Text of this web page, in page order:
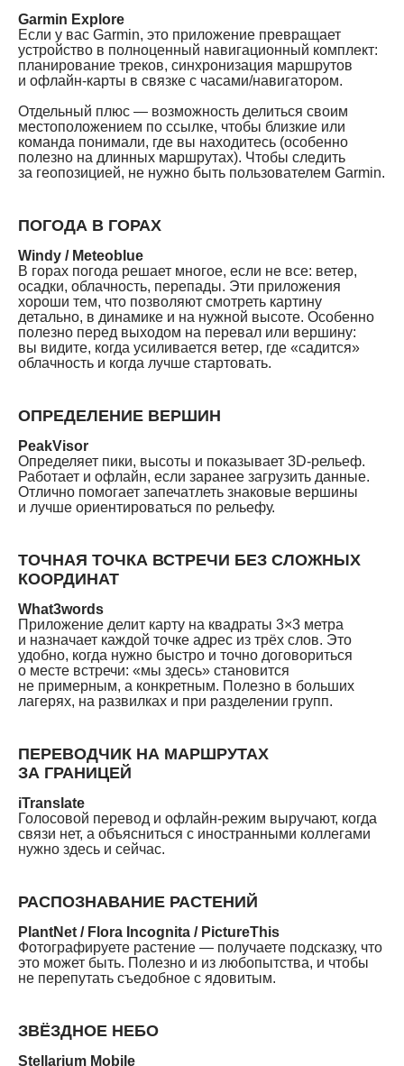
Garmin Explore
Если у вас Garmin, это приложение превращает
устройство в полноценный навигационный комплект:
планирование треков, синхронизация маршрутов
и офлайн-карты в связке с часами/навигатором.
Отдельный плюс — возможность делиться своим
местоположением по ссылке, чтобы близкие или
команда понимали, где вы находитесь (особенно
полезно на длинных маршрутах). Чтобы следить
за геопозицией, не нужно быть пользователем Garmin.
ПОГОДА В ГОРАХ
Windy / Meteoblue
В горах погода решает многое, если не все: ветер,
осадки, облачность, перепады. Эти приложения
хороши тем, что позволяют смотреть картину
детально, в динамике и на нужной высоте. Особенно
полезно перед выходом на перевал или вершину:
вы видите, когда усиливается ветер, где «садится»
облачность и когда лучше стартовать.
ОПРЕДЕЛЕНИЕ ВЕРШИН
PeakVisor
Определяет пики, высоты и показывает 3D-рельеф.
Работает и офлайн, если заранее загрузить данные.
Отлично помогает запечатлеть знаковые вершины
и лучше ориентироваться по рельефу.
ТОЧНАЯ ТОЧКА ВСТРЕЧИ БЕЗ СЛОЖНЫХ
КООРДИНАТ
What3words
Приложение делит карту на квадраты 3×3 метра
и назначает каждой точке адрес из трёх слов. Это
удобно, когда нужно быстро и точно договориться
о месте встречи: «мы здесь» становится
не примерным, а конкретным. Полезно в больших
лагерях, на развилках и при разделении групп.
ПЕРЕВОДЧИК НА МАРШРУТАХ
ЗА ГРАНИЦЕЙ
iTranslate
Голосовой перевод и офлайн-режим выручают, когда
связи нет, а объясниться с иностранными коллегами
нужно здесь и сейчас.
РАСПОЗНАВАНИЕ РАСТЕНИЙ
PlantNet / Flora Incognita / PictureThis
Фотографируете растение — получаете подсказку, что
это может быть. Полезно и из любопытства, и чтобы
не перепутать съедобное с ядовитым.
ЗВЁЗДНОЕ НЕБО
Stellarium Mobile